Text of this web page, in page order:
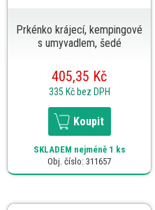
Prkénko krájecí, kempingové
s umyvadlem, šedé
405,35 Kč
335 Kč bez DPH
Koupit
SKLADEM nejméně 1 ks
Obj. číslo: 311657